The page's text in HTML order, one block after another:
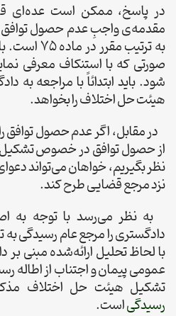
در پاسخ، ممکن است عده‌ای
مقدمه‌ی واجبِ عدم حصول
به ترتیب
صورتی که با استنکاف معرفی
شود. باید ابتدائاً با مراجعه به
هیئت حل اختلاف را بخواهد.
در مقابل، اگر عدم حصول توافق
از حصول توافق در خصوص
نظر بگیریم، خواهان می‌تواند
نزد مرجع قضایی طرح کند.
دادگستری را مرجع عام رسیدگی
عمومی پیمان و اجتناب از اطاله
تشکیل هیئت حل اختلاف
رسیدگیاست.